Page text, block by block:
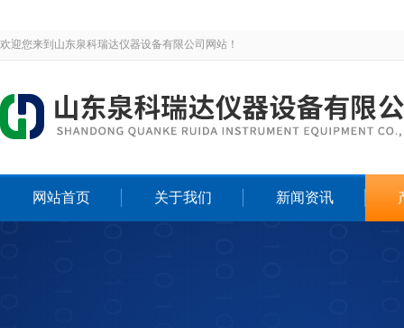
欢迎您来到山东泉科瑞达仪器设备有限公司网站！
网站首页 关于我们 新闻资讯